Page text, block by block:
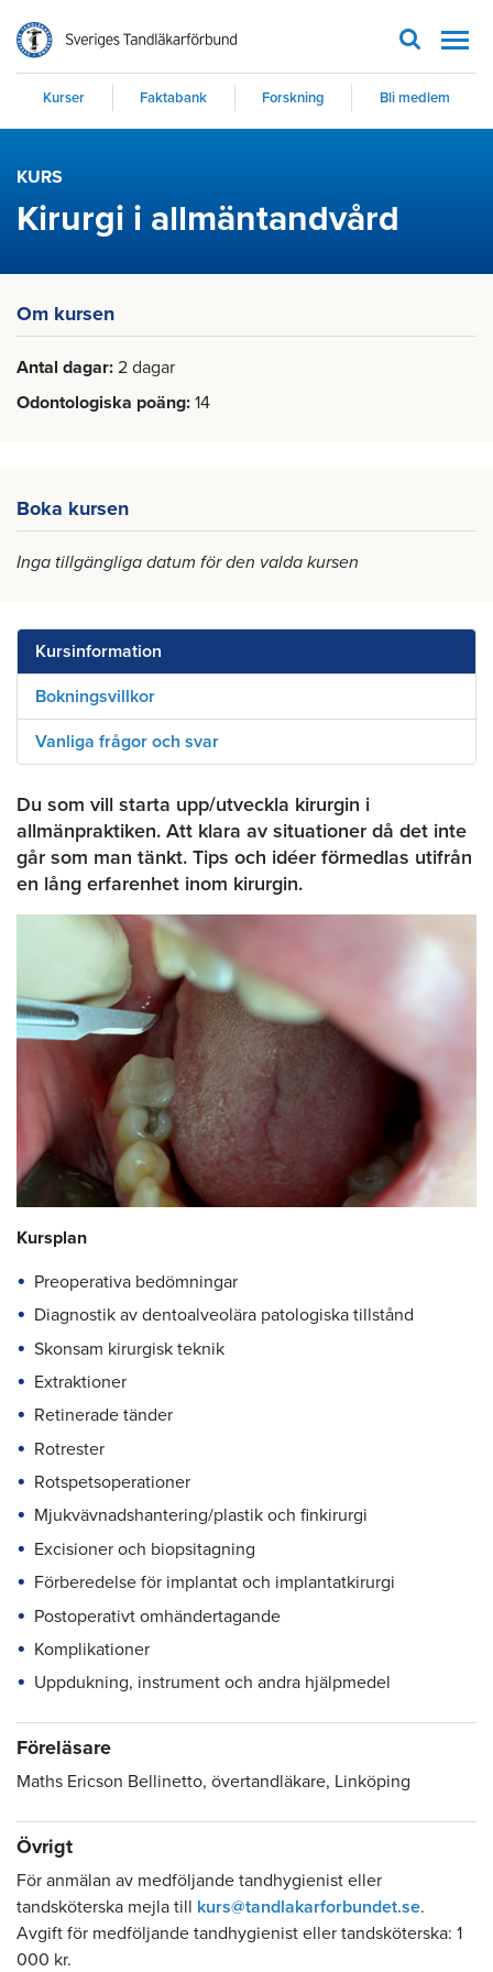
Kurser Faktabank Forskning Bli medlem
KURS
Kirurgi i allmäntandvård
Om kursen
Antal dagar 2 dagar
Odontologiska poäng 14
Boka kursen
Inga tillgängliga datum för den valda kursen
Kursinformation
Bokningsvillkor
Vanliga frågor och svar
Du som vill starta upp/utveckla kirurgin i
allmänpraktiken. Att klara av situationer då det inte
går som man tänkt. Tips och idéer förmedlas utifrån
en lång erfarenhet inom kirurgin.
Kursplan
Preoperativa bedömningar
Diagnostik av dentoalveolära patologiska tillstånd
Skonsam kirurgisk teknik
Extraktioner
Retinerade tänder
Rotrester
Rotspetsoperationer
Mjukvävnadshantering/plastik och finkirurgi
Excisioner och biopsitagning
Förberedelse för implantat och implantatkirurgi
Postoperativt omhändertagande
Komplikationer
Uppdukning, instrument och andra hjälpmedel
Föreläsare
Maths Ericson Bellinetto, övertandläkare, Linköping
Övrigt
För anmälan av medföljande tandhygienist eller
tandsköterska mejla till kurs@tandlakarforbundet.se.
Avgift för medföljande tandhygienist eller tandsköterska: 1
000 kr.